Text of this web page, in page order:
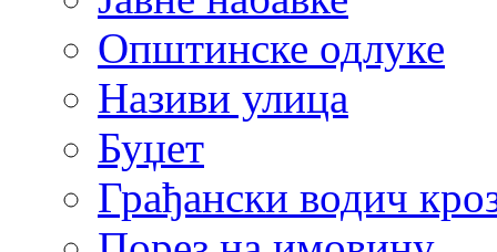
Општинске одлуке
Називи улица
Буџет
Грађански водич